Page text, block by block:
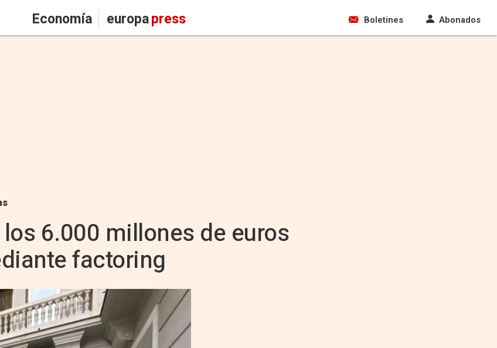
Economía europapress Boletines Abonados
6.000 millones de euros
factoring